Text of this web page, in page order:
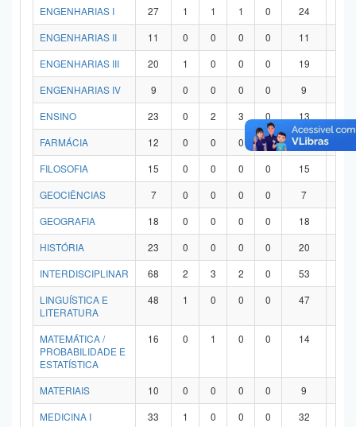
ENGENHARIAS I
27 1 1 1 0 24
ENGENHARIAS II
11 0 0 0 0 11
ENGENHARIAS III
20 1 0 0 0 19
ENGENHARIAS IV
9 0 0 0 0 9
ENSINO
23 0 2 3 0 13
FARMÁCIA
12 0 0 0 0 12
FILOSOFIA
15 0 0 0 0 15
GEOCIÊNCIAS
7 0 0 0 0 7
GEOGRAFIA
18 0 0 0 0 18
HISTÓRIA
23 0 0 0 0 20
INTERDISCIPLINAR
68 2 3 2 0 53
LINGUÍSTICA E
LITERATURA
48 1 0 0 0 47
MATEMÁTICA /
PROBABILIDADE E
ESTATÍSTICA
16 0 1 0 0 14
MATERIAIS 10 0 0 0 0 9
MEDICINA I
33 1 0 0 0 32